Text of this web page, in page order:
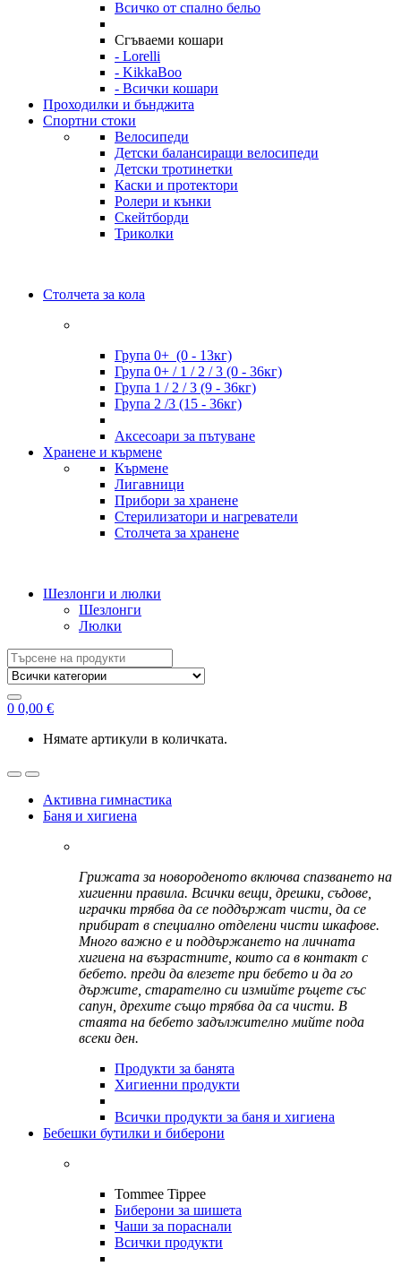
Всичко от спално бельо
Сгъваеми кошари
- Lorelli
- KikkaBoo
- Всички кошари
Проходилки и бънджита
Спортни стоки
Велосипеди
Детски балансиращи велосипеди
Детски тротинетки
Каски и протектори
Ролери и кънки
Скейтборди
Триколки
Столчета за кола
Група 0+ (0 - 13кг)
Група 0+ / 1 / 2 / 3 (0 - 36кг)
Група 1 / 2 / 3 (9 - 36кг)
Група 2 /3 (15 - 36кг)
Аксесоари за пътуване
Хранене и кърмене
Кърмене
Лигавници
Прибори за хранене
Стерилизатори и нагреватели
Столчета за хранене
Шезлонги и люлки
Шезлонги
Люлки
Search
for:
0 0,00 €
Нямате артикули в количката.
Активна гимнастика
Баня и хигиена
Грижата за новороденото включва спазването на
хигиенни правила. Всички вещи, дрешки, съдове,
играчки трябва да се поддържат чисти, да се
прибират в специално отделени чисти шкафове.
Много важно е и поддържането на личната
хигиена на възрастните, които са в контакт с
бебето. преди да влезете при бебето и да го
държите, старателно си измийте ръцете със
сапун, дрехите също трябва да са чисти. В
стаята на бебето задължително мийте пода
всеки ден.
Продукти за банята
Хигиенни продукти
Всички продукти за баня и хигиена
Бебешки бутилки и биберони
Tommee Tippee
Биберони за шишета
Чаши за пораснали
Всички продукти